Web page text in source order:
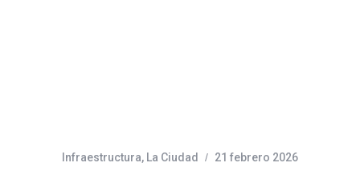
Infraestructura, La Ciudad 21 febrero 2026